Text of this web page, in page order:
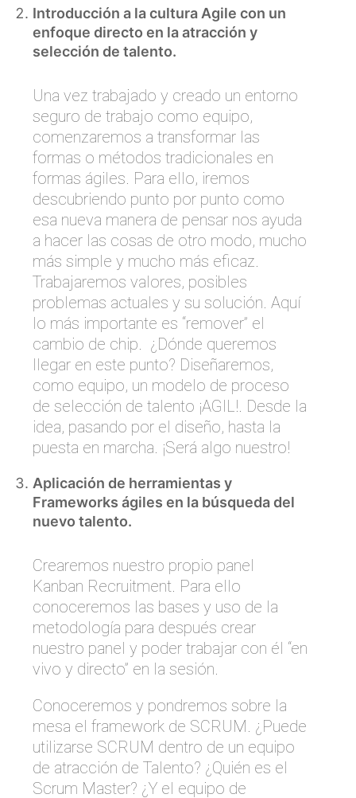
Introducción a la cultura Agile con un
enfoque directo en la atracción y
selección de talento.
Una vez trabajado y creado un entorno
seguro de trabajo como equipo,
comenzaremos a transformar las
formas o métodos tradicionales en
formas ágiles. Para ello, iremos
descubriendo punto por punto como
esa nueva manera de pensar nos ayuda
a hacer las cosas de otro modo, mucho
más simple y mucho más eficaz.
Trabajaremos valores, posibles
problemas actuales y su solución. Aquí
lo más importante es “remover” el
cambio de chip. ¿Dónde queremos
llegar en este punto? Diseñaremos,
como equipo, un modelo de proceso
de selección de talento ¡AGIL!. Desde la
idea, pasando por el diseño, hasta la
puesta en marcha. ¡Será algo nuestro!
Aplicación de herramientas y
Frameworks ágiles en la búsqueda del
nuevo talento.
Crearemos nuestro propio panel
Kanban Recruitment. Para ello
conoceremos las bases y uso de la
metodología para después crear
nuestro panel y poder trabajar con él “en
vivo y directo” en la sesión.
Conoceremos y pondremos sobre la
mesa el framework de SCRUM. ¿Puede
utilizarse SCRUM dentro de un equipo
de atracción de Talento? ¿Quién es el
Scrum Master? ¿Y el equipo de